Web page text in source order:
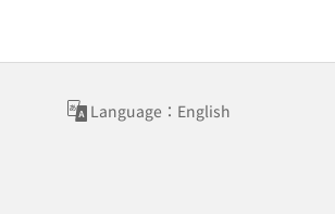
Language：English